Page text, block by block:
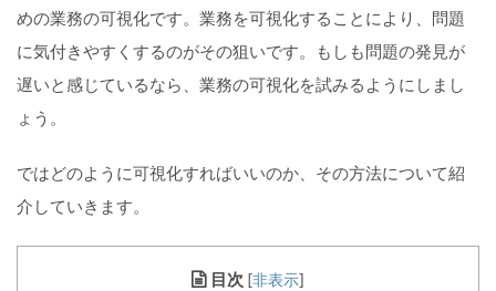
めの業務の可視化です。業務を可視化することにより、問題
に気付きやすくするのがその狙いです。もしも問題の発見が
遅いと感じているなら、業務の可視化を試みるようにしまし
ょう。
ではどのように可視化すればいいのか、その方法について紹
介していきます。
目次 [非表示]